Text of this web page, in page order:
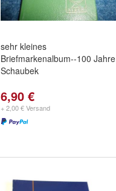
sehr kleines
Briefmarkenalbum--100 Jahre
Schaubek
6,90 €
+ 2,00 € Versand